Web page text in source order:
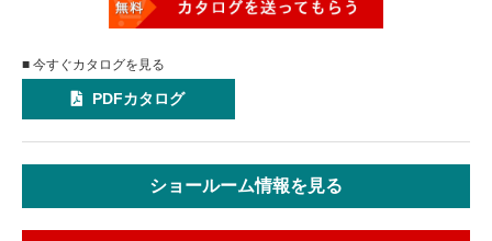
■ 今すぐカタログを見る
PDFカタログ
ショールーム情報を見る